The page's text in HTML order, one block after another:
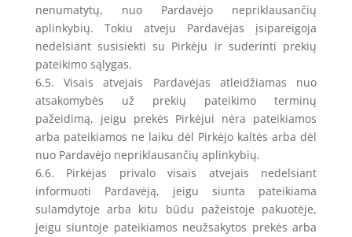
nenumatytų, nuo Pardavėjo nepriklausančių
aplinkybių. Tokiu atveju Pardavėjas įsipareigoja
nedelsiant susisiekti su Pirkėju ir suderinti prekių
pateikimo sąlygas.
6.5. Visais atvejais Pardavėjas atleidžiamas nuo
atsakomybės už prekių pateikimo terminų
pažeidimą, jeigu prekės Pirkėjui nėra pateikiamos
arba pateikiamos ne laiku dėl Pirkėjo kaltės arba dėl
nuo Pardavėjo nepriklausančių aplinkybių.
6.6. Pirkėjas privalo visais atvejais nedelsiant
informuoti Pardavėją, jeigu siunta pateikiama
sulamdytoje arba kitu būdu pažeistoje pakuotėje,
jeigu siuntoje pateikiamos neužsakytos prekės arba